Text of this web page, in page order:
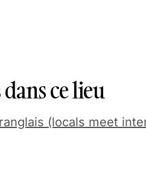
ce lieu
(locals meet